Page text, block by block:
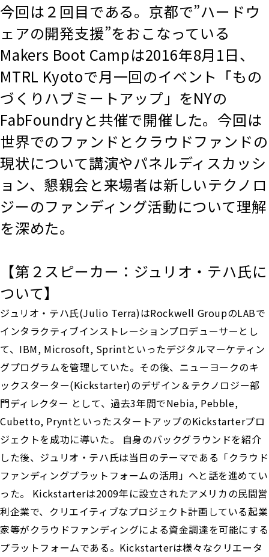
今回は２回目である。京都で”ハードウ
ェアの開発支援”をおこなっている
Makers Boot Campは2016年8月1日、
MTRL Kyotoで月一回のイベント「もの
づくりハブミートアップ」をNYの
FabFoundryと共催で開催した。今回は
世界でのファンドとクラウドファンドの
現状について講演やパネルディスカッシ
ョン、懇親会と来場者は新しいテクノロ
ジーのファンディング活動について理解
を深めた。
【第２スピーカー：ジュリオ・テハ氏に
ついて】
ジュリオ・テハ氏(Julio Terra)はRockwell GroupのLABで
インタラクティブインストレーションプロデューサーとし
て、IBM, Microsoft, Sprintといったデジタルマーケティン
グプログラムを管理していた。その後、ニューヨークのキ
ックスターター(Kickstarter)のデザイン＆テクノロジー部
門ディレクター として、過去3年間でNebia, Pebble,
Cubetto, PryntといったスタートアップのKickstarterプロ
ジェクトを成功に導いた。 自身のバックグラウンドを紹介
した後、ジュリオ・テハ氏は当日のテーマである「クラウド
ファンディングプラットフォームの活用」へと話を進めてい
った。 Kickstarterは2009年に設立されたアメリカの民間営
利企業で、クリエイティブなプロジェクト計画している起業
家等がクラウドファンディングによる資金調達を可能にする
プラットフォームである。Kickstarterは様々なクリエータ